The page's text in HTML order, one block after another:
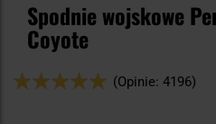
Spodnie wojskowe
Coyote
Ocena:
(Opinie: 4196)